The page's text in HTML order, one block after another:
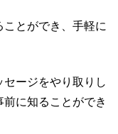
とができ、手軽に
ージをやり取りし
に知ることができ